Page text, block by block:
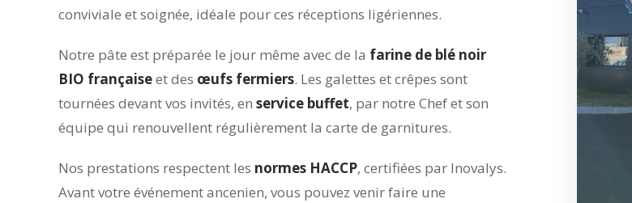
conviviale et soignée, idéale pour ces réceptions ligériennes.
Notre pâte est préparée le jour même avec de la farine de blé noir
BIO françaiseet des œufs fermiers. Les galettes et crêpes sont
tournées devant vos invités, en service buffet, par notre Chef et son
équipe qui renouvellent régulièrement la carte de garnitures.
Nos prestations respectent les normes HACCP, certifiées par Inovalys.
Avant votre événement ancenien, vous pouvez venir faire une